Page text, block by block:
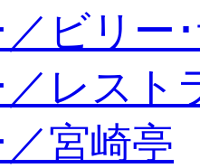
ビリー
レスト
宮崎亭